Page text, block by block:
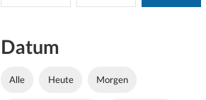
Datum
Alle Heute Morgen